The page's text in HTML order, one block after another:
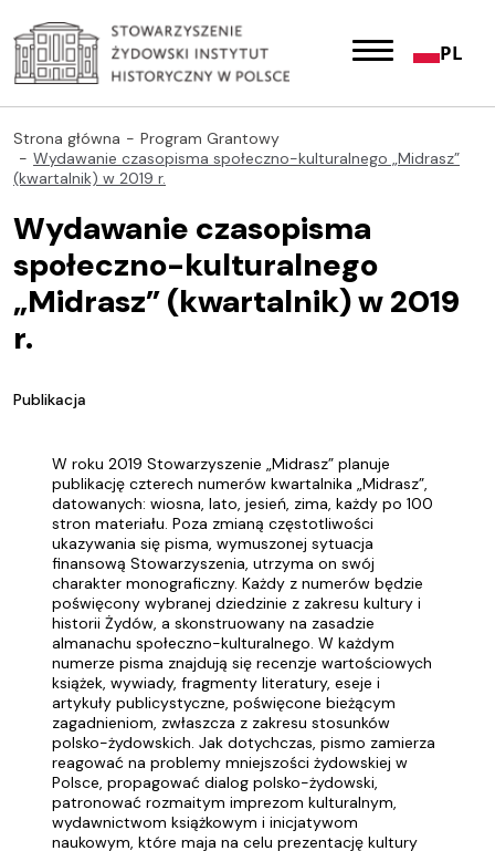
PL
Strona główna
Program Grantowy
Wydawanie czasopisma społeczno-kulturalnego „Midrasz”
(kwartalnik) w 2019 r.
Wydawanie czasopisma
społeczno-kulturalnego
„Midrasz” (kwartalnik) w 2019
r.
Publikacja
W roku 2019 Stowarzyszenie „Midrasz” planuje
publikację czterech numerów kwartalnika „Midrasz”,
datowanych: wiosna, lato, jesień, zima, każdy po 100
stron materiału. Poza zmianą częstotliwości
ukazywania się pisma, wymuszonej sytuacja
finansową Stowarzyszenia, utrzyma on swój
charakter monograficzny. Każdy z numerów będzie
poświęcony wybranej dziedzinie z zakresu kultury i
historii Żydów, a skonstruowany na zasadzie
almanachu społeczno-kulturalnego. W każdym
numerze pisma znajdują się recenzje wartościowych
książek, wywiady, fragmenty literatury, eseje i
artykuły publicystyczne, poświęcone bieżącym
zagadnieniom, zwłaszcza z zakresu stosunków
polsko-żydowskich. Jak dotychczas, pismo zamierza
reagować na problemy mniejszości żydowskiej w
Polsce, propagować dialog polsko-żydowski,
patronować rozmaitym imprezom kulturalnym,
wydawnictwom książkowym i inicjatywom
naukowym, które maja na celu prezentację kultury